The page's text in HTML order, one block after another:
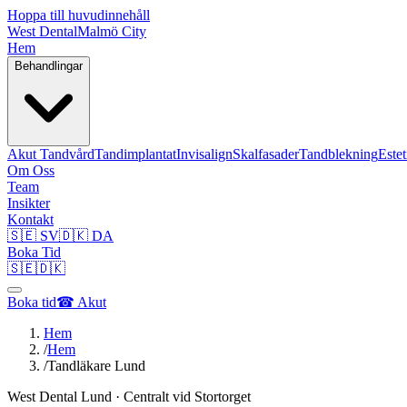
Hoppa till huvudinnehåll
West DentalMalmö City
Hem
Behandlingar
Akut TandvårdTandimplantatInvisalignSkalfasaderTandblekning
Om Oss
Team
Insikter
Kontakt
🇸🇪 SV🇩🇰 DA
Boka Tid
🇸🇪🇩🇰
Boka tid☎ Akut
Hem
/Hem
/Tandläkare Lund
West Dental Lund · Centralt vid Stortorget